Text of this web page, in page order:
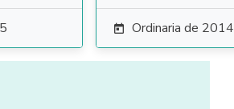
 Ordinaria de 2014